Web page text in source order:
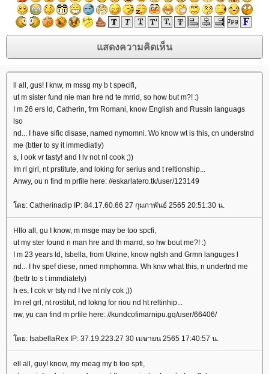
ll all, gus! I knw, m mssg my b t specifi,
ut m sister fund nie man hre nd te mrrid, so how but m?! :)
I m 26 ers ld, Catherin, frm Romani, know English and Russin languags
lso
nd... I have sific disase, named nymomni. Wo know wt is this, cn understnd
me (btter to sy it immediatly)
s, I ook vr tasty! and I lv not nl cook ;))
Im rl girl, nt prstitute, and loking for serius and t reltionship...
Anwy, ou n find m prfile here: //eskarlatero.tk/user/123149
ดย: Catherinadip IP: 84.17.60.66 27 กุมภาพันธ์ 2565 20:51:30 น.
Hllo all, gu I know, m msge may be too spcfi,
ut my ster found n man hre and th marrd, so hw bout me?! :)
I m 23 years ld, Isbella, from Ukrine, know nglsh and Grmn languges l
nd... I hv spef diese, nmed nmphomna. Wh knw what this, n undertnd me
(bettr to s t immdiately)
h es, I cok vr tsty nd I lve nt nly cok ;))
Im rel grl, nt rostitut, nd lokng for riou nd ht reltinhip...
nw, yu can find m prfile here: //kundcofimarnipu.gq/user/66406/
ดย: IsabellaRex IP: 37.19.223.27 30 เมษายน 2565 17:40:57 น.
ell all, guy! know, my meag my b too spfi,